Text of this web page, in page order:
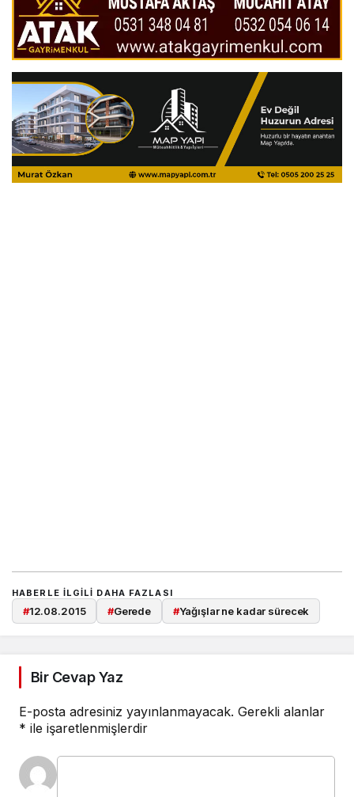
HABERLE ILGILI DAHA FAZLASI
#12.08.2015 #Gerede #Yağışlar ne kadar sürecek
Bir Cevap Yaz
E-posta adresiniz yayınlanmayacak. Gerekli alanlar
* ile işaretlenmişlerdir